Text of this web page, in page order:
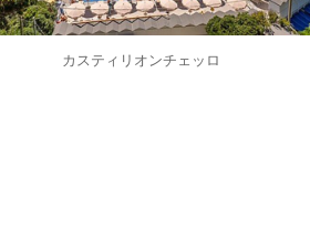
カスティリオンチェッロ